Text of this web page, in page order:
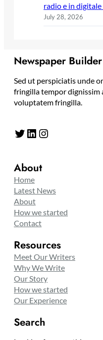
radio e in
July 28, 2026
Newspaper Builder
Sed ut perspiciatis unde
fringilla tempor dignissim
voluptatem fringilla.
Twitter LinkedIn Instagram
About
Home
Latest News
About
How we started
Contact
Resources
Meet Our Writers
Why We Write
Our Story
How we started
Our Experience
Search